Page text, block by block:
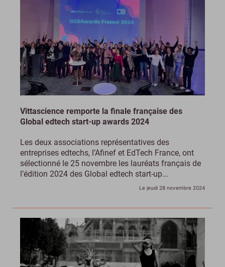
Vittascience remporte la finale française des
Global edtech start-up awards 2024
Les deux associations représentatives des
entreprises edtechs, l’Afinef et EdTech France, ont
sélectionné le 25 novembre les lauréats français de
l’édition 2024 des Global edtech start-up...
Le jeudi 28 novembre 2024